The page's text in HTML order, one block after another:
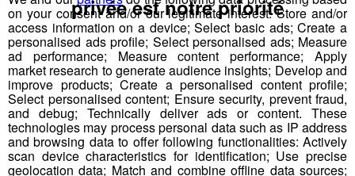
Pour la 1ère fois dans l’histoire de l’industrie et des
médias français, nous proposons de porter, créer,
produire, diffuser un programme audiovisuel « mass
média » à l’échelle régionale.
Top Fab, le 1er programme
audiovisuel inspirant qui raconte
la fierté industrielle par la jeune
génération
on your consent and/or our legitimate interest: Store and/or
access information on a device; Select basic ads; Create a
personalised ads profile; Select personalised ads; Measure
ad performance; Measure content performance; Apply
market research to generate audience insights; Develop and
improve products; Create a personalised content profile;
Select personalised content; Ensure security, prevent fraud,
and debug; Technically deliver ads or content. These
technologies may process personal data such as IP address
and browsing data to offer following functionalities: Actively
scan device characteristics for identification; Use precise
geolocation data; Match and combine offline data sources;
privée est notre priorité